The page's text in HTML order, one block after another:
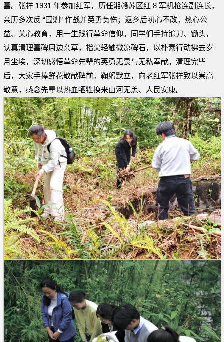
墓。张祥 1931 年参加红军，历任湘赣苏区红 8 军机枪连副连长，
亲历多次反 “围剿” 作战并英勇负伤；返乡后初心不改，热心公
益、关心教育，用一生践行革命信仰。同学们手持镰刀、锄头，
认真清理墓碑周边杂草，指尖轻触微凉碑石，以朴素行动拂去岁
月尘埃，深切感悟革命先辈的英勇无畏与无私奉献。清理完毕
后，大家手捧鲜花敬献碑前，鞠躬默立，向老红军张祥致以崇高
敬意，感念先辈以热血牺牲换来山河无恙、人民安康。